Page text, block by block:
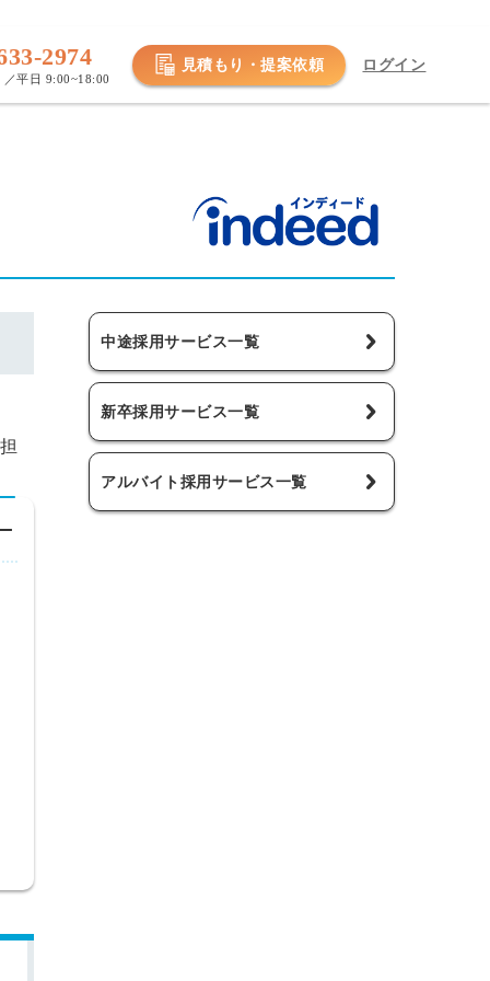
2974
／平日 9:00~18:00
見積もり・提案依頼 ログイン
中途採用サービス一覧
新卒採用サービス一覧
アルバイト採用サービス一覧